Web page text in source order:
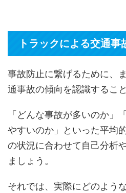
トラックによる交通
事故防止に繋げるために、
通事故の傾向を認識するこ
「どんな事故が多いのか」
やすいのか」といった平均
の状況に合わせて自己分析
ましょう。
それでは、実際にどのよう